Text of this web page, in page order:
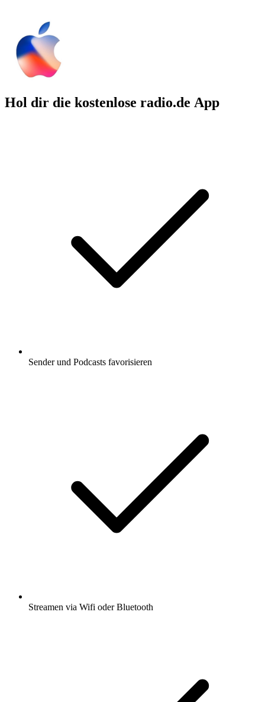
Hol dir die kostenlose radio.de App
Sender und Podcasts favorisieren
Streamen via Wifi oder Bluetooth